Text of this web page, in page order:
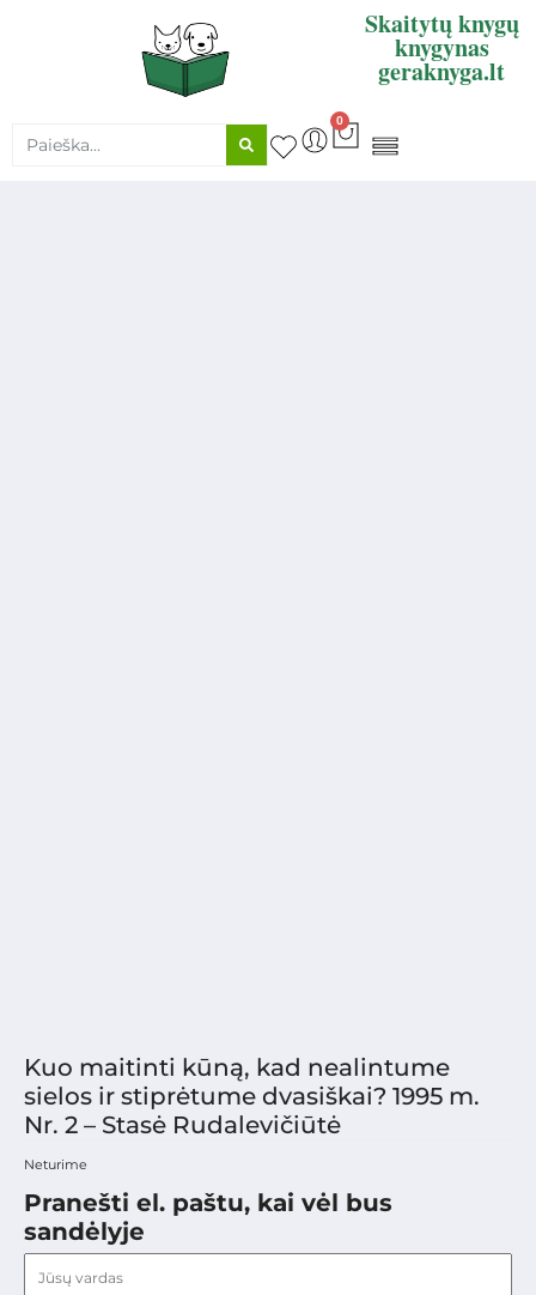
Skaitytų knygų
knygynas
geraknyga.lt
0
Kuo maitinti kūną, kad nealintume
sielos ir stiprėtume dvasiškai? 1995 m.
Nr. 2 – Stasė Rudalevičiūtė
Neturime
Pranešti el. paštu, kai vėl bus
sandėlyje